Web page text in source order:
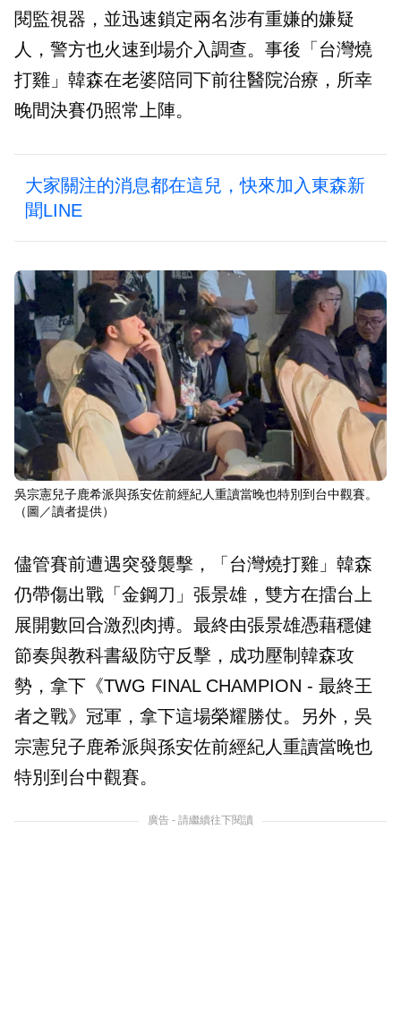
閱監視器，並迅速鎖定兩名涉有重嫌的嫌疑
人，警方也火速到場介入調查。事後「台灣燒
打雞」韓森在老婆陪同下前往醫院治療，所幸
晚間決賽仍照常上陣。
大家關注的消息都在這兒，快來加入東森新
聞LINE
吳宗憲兒子鹿希派與孫安佐前經紀人重讀當晚也特別到台中觀賽。
（圖／讀者提供）
儘管賽前遭遇突發襲擊，「台灣燒打雞」韓森
仍帶傷出戰「金鋼刀」張景雄，雙方在擂台上
展開數回合激烈肉搏。最終由張景雄憑藉穩健
節奏與教科書級防守反擊，成功壓制韓森攻
勢，拿下《TWG FINAL CHAMPION - 最終王
者之戰》冠軍，拿下這場榮耀勝仗。另外，吳
宗憲兒子鹿希派與孫安佐前經紀人重讀當晚也
特別到台中觀賽。
廣告 - 請繼續往下閱讀